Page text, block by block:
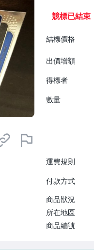
競標已結束
結標價格
出價增額
得標者
數量
運費規則
付款方式
商品狀況
所在地區
商品編號